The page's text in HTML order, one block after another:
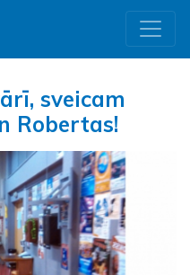
sveicam
Robertas!